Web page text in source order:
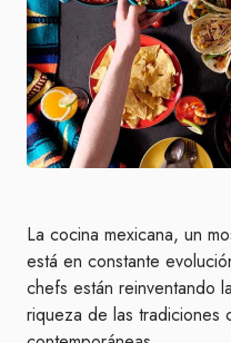
La cocina mexicana, un
está en constante
chefs están reinventando
riqueza de las tradiciones